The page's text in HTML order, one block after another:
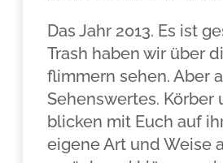
Das Jahr 2013. Es ist
Trash haben wir über
flimmern sehen. Aber
Sehenswertes. Körber
blicken mit Euch auf
eigene Art und Weise